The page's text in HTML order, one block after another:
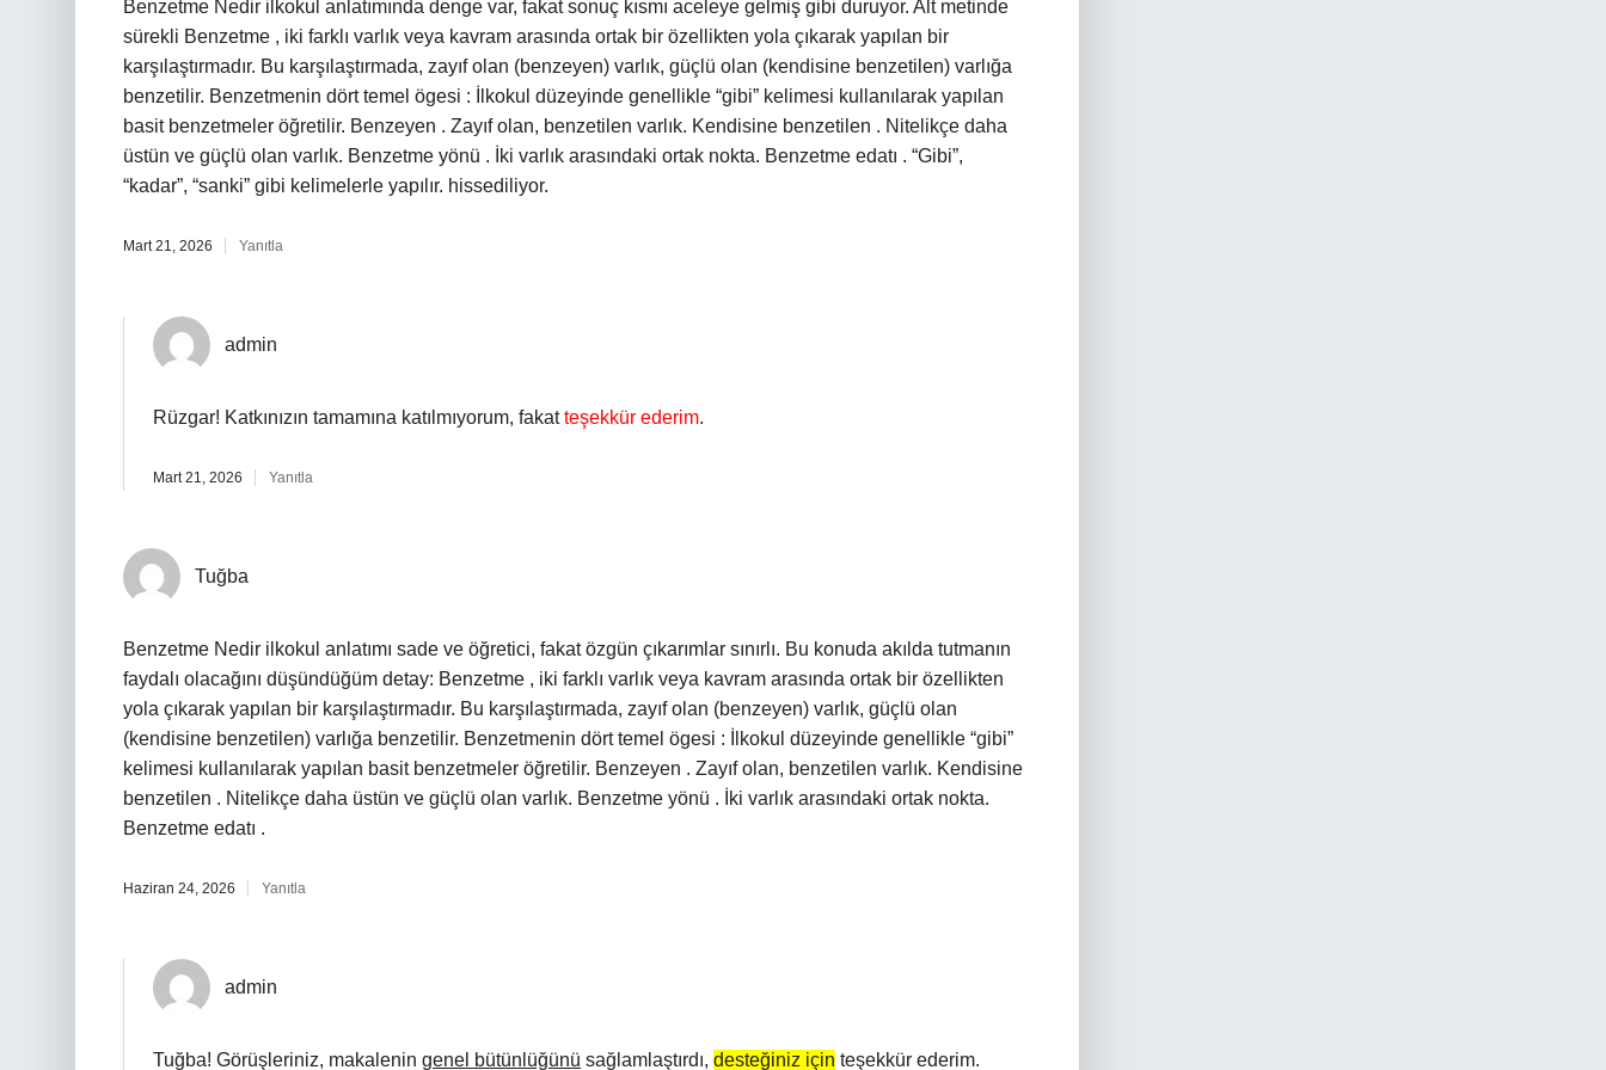
Benzetme Nedir ilkokul anlatımında denge var, fakat sonuç kısmı aceleye gelmiş gibi duruyor. Alt metinde
sürekli Benzetme , iki farklı varlık veya kavram arasında ortak bir özellikten yola çıkarak yapılan bir
karşılaştırmadır. Bu karşılaştırmada, zayıf olan (benzeyen) varlık, güçlü olan (kendisine benzetilen) varlığa
benzetilir. Benzetmenin dört temel ögesi : İlkokul düzeyinde genellikle “gibi” kelimesi kullanılarak yapılan
basit benzetmeler öğretilir. Benzeyen . Zayıf olan, benzetilen varlık. Kendisine benzetilen . Nitelikçe daha
üstün ve güçlü olan varlık. Benzetme yönü . İki varlık arasındaki ortak nokta. Benzetme edatı . “Gibi”,
“kadar”, “sanki” gibi kelimelerle yapılır. hissediliyor.
Mart 21, 2026 Yanıtla
admin
Rüzgar! Katkınızın tamamına katılmıyorum, fakatteşekkür ederim.
Mart 21, 2026 Yanıtla
Tuğba
Benzetme Nedir ilkokul anlatımı sade ve öğretici, fakat özgün çıkarımlar sınırlı. Bu konuda akılda tutmanın
faydalı olacağını düşündüğüm detay: Benzetme , iki farklı varlık veya kavram arasında ortak bir özellikten
yola çıkarak yapılan bir karşılaştırmadır. Bu karşılaştırmada, zayıf olan (benzeyen) varlık, güçlü olan
(kendisine benzetilen) varlığa benzetilir. Benzetmenin dört temel ögesi : İlkokul düzeyinde genellikle “gibi”
kelimesi kullanılarak yapılan basit benzetmeler öğretilir. Benzeyen . Zayıf olan, benzetilen varlık. Kendisine
benzetilen . Nitelikçe daha üstün ve güçlü olan varlık. Benzetme yönü . İki varlık arasındaki ortak nokta.
Benzetme edatı .
Haziran 24, 2026 Yanıtla
admin
Tuğba! Görüşleriniz, makalenin genel bütünlüğünü sağlamlaştırdı, desteğiniz için teşekkür ederim.